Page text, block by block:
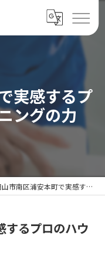
実感するプ
ングの力
市南区浦安本町で実感するプロのハウスクリーニングの力
するプロのハウ